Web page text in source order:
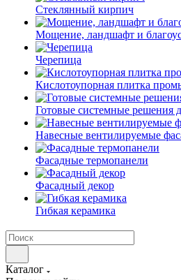
Cтеклянный кирпич
Мощение, ландшафт и
Черепица
Кислотоупорная плитка
Готовые системные решения
Навесные вентилируемые
Фасадные термопанели
Фасадный декор
Гибкая керамика
Каталог